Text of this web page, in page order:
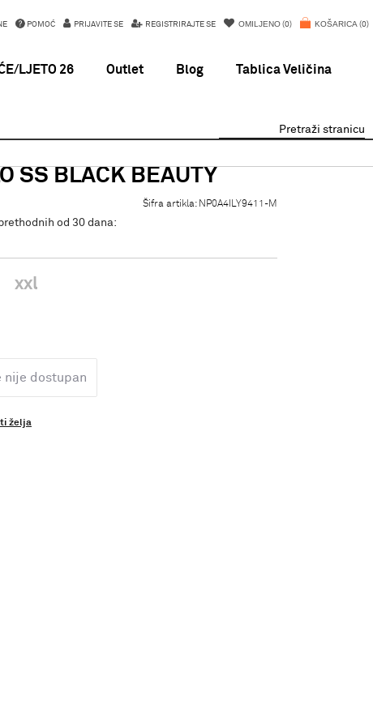
KOŠARICA 0
OMILJENO 0
PRIJAVITE SE REGISTRIRAJTE SE
POMOĆ
LJETO 26 Outlet Blog Tablica Veličina
Pretraži stranicu
SS BLACK BEAUTY
Šifra artikla: NP0A4ILY9411-M
od 30 dana:
xxl
nije dostupan
želja